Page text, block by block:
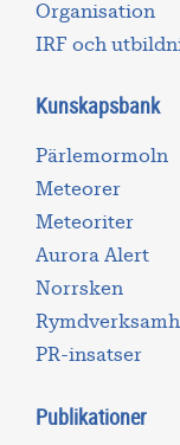
Organisation
IRF och
Kunskapsbank
Pärlemormoln
Meteorer
Meteoriter
Aurora Alert
Norrsken
PR-insatser
Publikationer